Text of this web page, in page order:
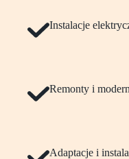
Instalacje
Remonty i
Adaptacje i